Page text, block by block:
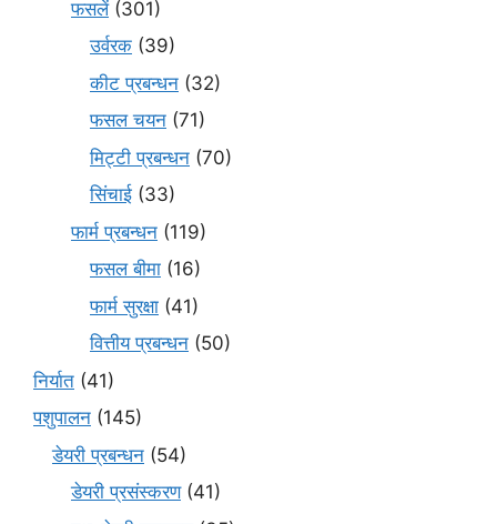
फसलें(301)
उर्वरक (39)
कीट प्रबन्धन (32)
फसल चयन (71)
मि‌ट्टी प्रबन्धन (70)
सिंचाई (33)
फार्म प्रबन्धन (119)
फसल बीमा (16)
फार्म सुरक्षा (41)
वित्तीय प्रबन्धन (50)
निर्यात (41)
पशुपालन (145)
डेयरी प्रबन्धन (54)
डेयरी प्रसंस्करण(41)